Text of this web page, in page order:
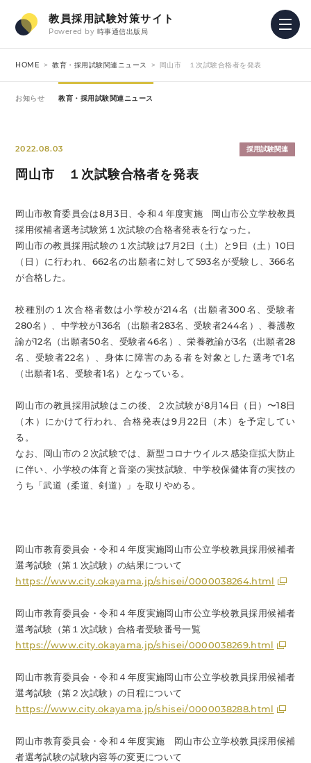
教員採用試験対策サイト
Powered by 時事通信出版局
HOME 教育・採用試験関連ニュース 岡山市 １次試験合格者を発表
お知らせ 教育・採用試験関連ニュース
2022.08.03 採用試験関連
岡山市 １次試験合格者を発表
岡山市教育委員会は8月3日、令和４年度実施 岡山市公立学校教員
採用候補者選考試験第１次試験の合格者発表を行なった。
岡山市の教員採用試験の１次試験は7月2日（土）と9日（土）10日
（日）に行われ、662名の出願者に対して593名が受験し、366名
が合格した。
校種別の１次合格者数は小学校が214名（出願者300名、受験者
280名）、中学校が136名（出願者283名、受験者244名）、養護教
諭が12名（出願者50名、受験者46名）、栄養教諭が3名（出願者28
名、受験者22名）、身体に障害のある者を対象とした選考で1名
（出願者1名、受験者1名）となっている。
岡山市の教員採用試験はこの後、２次試験が8月14日（日）〜18日
（木）にかけて行われ、合格発表は9月22日（木）を予定してい
る。
なお、岡山市の２次試験では、新型コロナウイルス感染症拡大防止
に伴い、小学校の体育と音楽の実技試験、中学校保健体育の実技の
うち「武道（柔道、剣道）」を取りやめる。
岡山市教育委員会・令和４年度実施岡山市公立学校教員採用候補者
選考試験（第１次試験）の結果について
https://www.city.okayama.jp/shisei/0000038264.html
岡山市教育委員会・令和４年度実施岡山市公立学校教員採用候補者
選考試験（第１次試験）合格者受験番号一覧
https://www.city.okayama.jp/shisei/0000038269.html
岡山市教育委員会・令和４年度実施岡山市公立学校教員採用候補者
選考試験（第２次試験）の日程について
https://www.city.okayama.jp/shisei/0000038288.html
岡山市教育委員会・令和４年度実施 岡山市公立学校教員採用候補
者選考試験の試験内容等の変更について